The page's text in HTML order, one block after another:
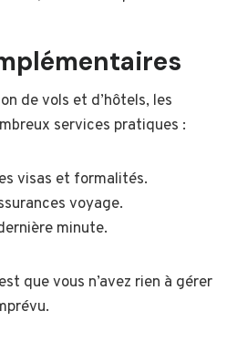
de vols et d’hôtels, les
services pratiques :
visas et formalités.
voyage.
minute.
que vous n’avez rien à gérer